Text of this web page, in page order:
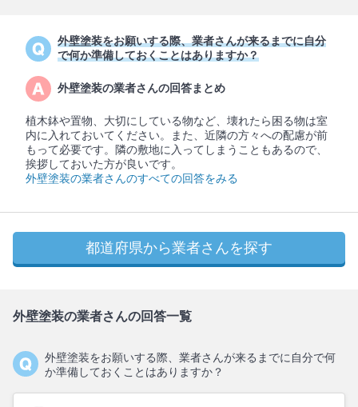
外壁塗装をお願いする際、業者さんが来るまでに自分
で何か準備しておくことはありますか？
外壁塗装の業者さんの回答まとめ
植木鉢や置物、大切にしている物など、壊れたら困る物は室
内に入れておいてください。また、近隣の方々への配慮が前
もって必要です。隣の敷地に入ってしまうこともあるので、
挨拶しておいた方が良いです。
外壁塗装の業者さんのすべての回答をみる
都道府県から業者さんを探す
外壁塗装の業者さんの回答一覧
外壁塗装をお願いする際、業者さんが来るまでに自分で何
か準備しておくことはありますか？